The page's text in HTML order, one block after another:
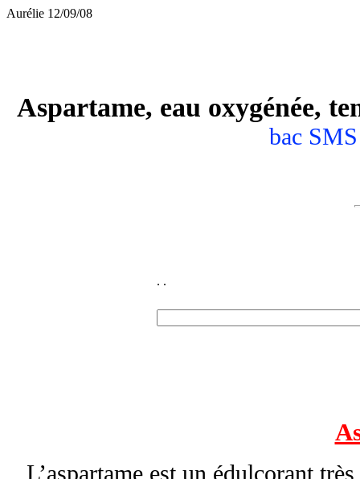
Aurélie 12/09/08
Aspartame, eau oxygénée,
bac
. .
L’aspartame est un édulcorant